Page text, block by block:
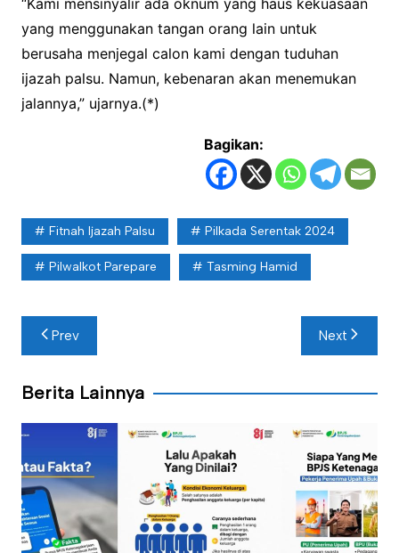
yang menggunakan tangan orang lain untuk
berusaha menjegal calon kami dengan tuduhan
ijazah palsu. Namun, kebenaran akan menemukan
jalannya,” ujarnya.(*)
Bagikan:
Fitnah Ijazah Palsu Pilkada Serentak 2024
Pilwalkot Parepare Tasming Hamid
Navigasi
pos
Prev Next
Berita Lainnya